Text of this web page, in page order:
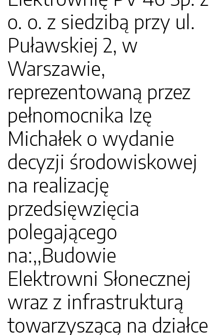
o. o. z siedzibą przy ul.
Puławskiej 2, w
Warszawie,
reprezentowaną przez
pełnomocnika Izę
Michałek o wydanie
decyzji środowiskowej
na realizację
przedsięwzięcia
polegającego
na:,,Budowie
Elektrowni Słonecznej
wraz z infrastrukturą
towarzyszącą na działce